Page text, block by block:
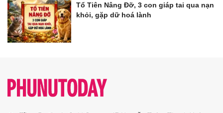
Tổ Tiên Nâng Đỡ, 3 con giáp tai qua nạn
khỏi, gặp dữ hoá lành